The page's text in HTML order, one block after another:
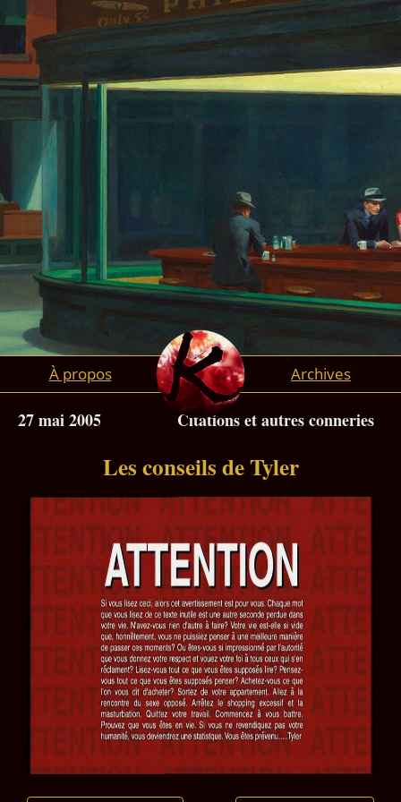
À propos Archives
27 mai 2005 Citations et autres conneries
Les conseils de Tyler